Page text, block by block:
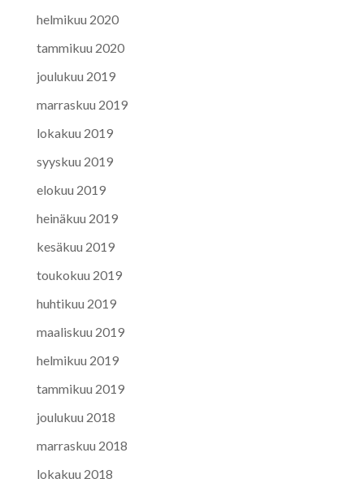
helmikuu 2020
tammikuu 2020
joulukuu 2019
marraskuu 2019
lokakuu 2019
syyskuu 2019
elokuu 2019
heinäkuu 2019
kesäkuu 2019
toukokuu 2019
huhtikuu 2019
maaliskuu 2019
helmikuu 2019
tammikuu 2019
joulukuu 2018
marraskuu 2018
lokakuu 2018